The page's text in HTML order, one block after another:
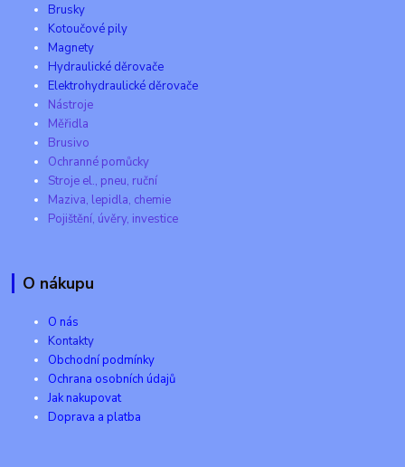
Brusky
Kotoučové pily
Magnety
Hydraulické děrovače
Elektrohydraulické děrovače
Nástroje
Měřidla
Brusivo
Ochranné pomůcky
Stroje el., pneu, ruční
Maziva, lepidla, chemie
Pojištění, úvěry, investice
O nákupu
O nás
Kontakty
Obchodní podmínky
Ochrana osobních údajů
Jak nakupovat
Doprava a platba